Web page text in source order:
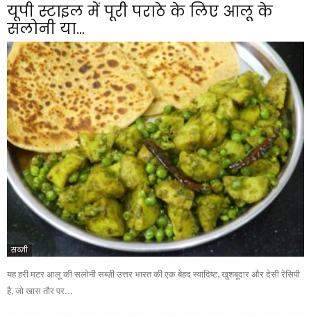
यूपी स्टाइल में पूरी पराठे के लिए आलू के
सलोनी या...
सब्ज़ी
यह हरी मटर आलू की सलोनी सब्ज़ी उत्तर भारत की एक बेहद स्वादिष्ट, खुशबूदार और देसी रेसिपी
है, जो खास तौर पर...